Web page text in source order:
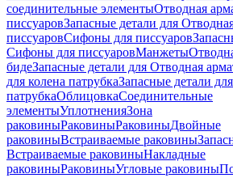
соединительные элементыОтводная
писсуаровЗапасные детали для
писсуаровCифоны для писсуаров
Cифоны для писсуаровМанжеты
бидеЗапасные детали для Отводная
для колена патрубкаЗапасные детали
патрубкаОблицовкаСоединительные
элементыУплотненияЗона
раковиныРаковиныРаковиныДвойные
раковиныВстраиваемые раковины
Встраиваемые раковиныНакладные
раковиныРаковиныУгловые раковины